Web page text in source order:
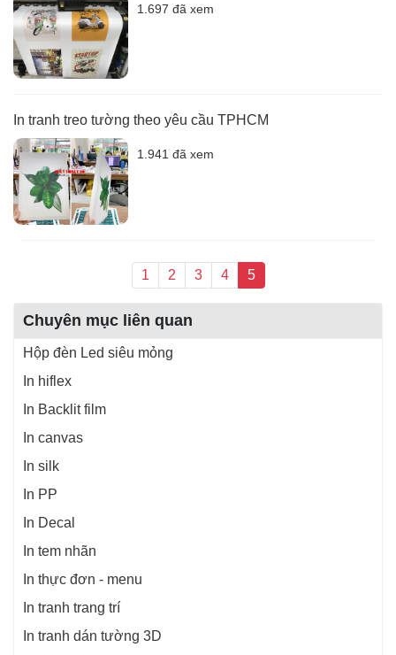
1.697 đã xem
In tranh treo tường theo yêu cầu TPHCM
1.941 đã xem
1 2 3 4 5
Chuyên mục liên quan
Hộp đèn Led siêu mỏng
In hiflex
In Backlit film
In canvas
In silk
In PP
In Decal
In tem nhãn
In thực đơn - menu
In tranh trang trí
In tranh dán tường 3D